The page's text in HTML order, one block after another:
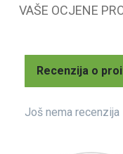
VAŠE OCJENE
Recenzija o
Još nema recenzija